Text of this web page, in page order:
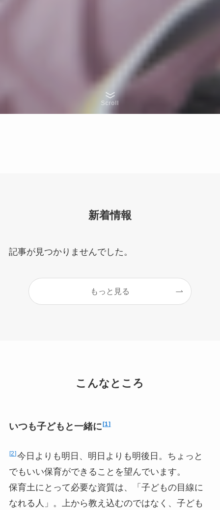
Scroll
新着情報
記事が見つかりませんでした。
もっと見る
こんなところ
いつも子どもと一緒に 1
2 今日よりも明日、明日よりも明後日。ちょっと
でもいい保育ができることを望んでいます。
保育土にとって必要な資質は、「子どもの目線に
なれる人」。上から教え込むのではなく、子ども